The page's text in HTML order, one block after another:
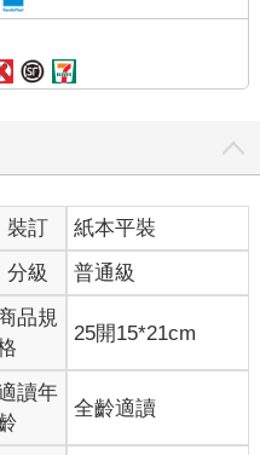
裝訂
紙本平裝
分級 普通級
品規
25開15*21cm
讀年
全齡適讀